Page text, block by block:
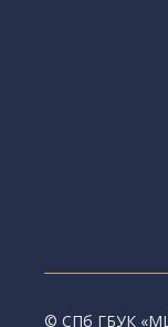
© CПб ГБУК